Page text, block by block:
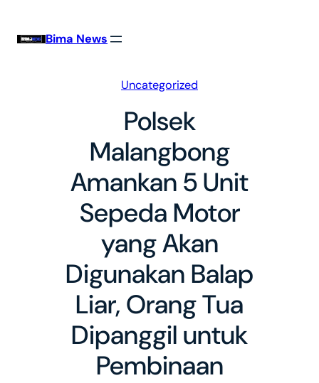
Bima News
Uncategorized
Polsek
Malangbong
Amankan 5 Unit
Sepeda Motor
yang Akan
Digunakan Balap
Liar, Orang Tua
Dipanggil untuk
Pembinaan